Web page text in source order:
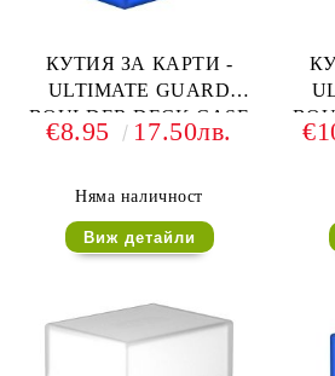
КУТИЯ ЗА КАРТИ -
ULTIMATE GUARD
BOULDER DECK CASE
(за LCG, TCG и др) 80+ -
€8.95 17.50лв.
Няма наличност
Виж детайли
(за